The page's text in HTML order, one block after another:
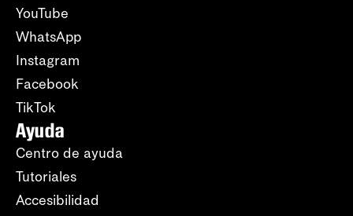
YouTube
WhatsApp
Instagram
Facebook
TikTok
Ayuda
Centro de ayuda
Tutoriales
Accesibilidad